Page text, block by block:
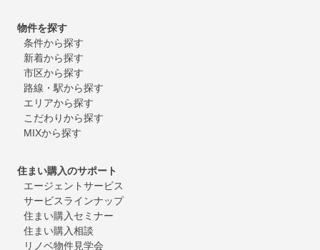
物件を探す
条件から探す
新着から探す
市区から探す
路線・駅から探す
エリアから探す
こだわりから探す
MIXから探す
住まい購入のサポート
エージェントサービス
サービスラインナップ
住まい購入セミナー
住まい購入相談
リノベ物件見学会